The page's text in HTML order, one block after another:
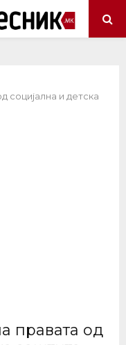
социјална и детска
правата од